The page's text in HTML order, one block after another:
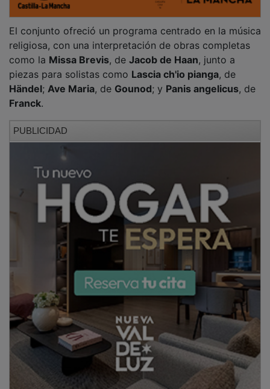
religiosa, con una interpretación de obras completas
como laMissa Brevis, deJacob de Haan, junto a
piezas para solistas comoLascia ch'io pianga, de
Händel ;Ave Maria, deGounod; yPanis angelicus
Franck.
Uno de los momentos más destacados de la velada
fue el estreno de la
primera vez en Guadalajara. El concierto concluyó con
Zadok the Priest, deHändel, en un cierre que arrancó
una larga ovación del público y obligó al director
Alfonso Maribonaa salir a saludar en varias
ocasiones, antes de ofrecer como bis una nueva
interpretación de la misma pieza.
PUBLICIDAD